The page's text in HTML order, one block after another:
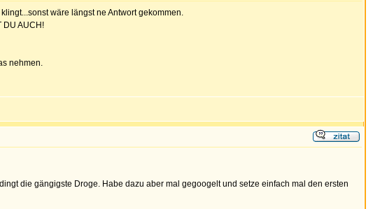
wäre längst ne Antwort gekommen.
DU AUCH!
nehmen.
die gängigste Droge. Habe dazu aber mal gegoogelt und setze einfach mal den ersten